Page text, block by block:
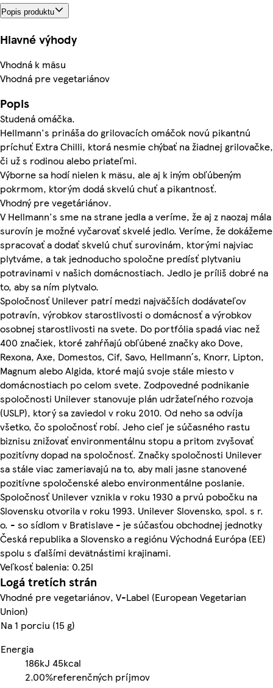
Popis produktu
Hlavné výhody
Vhodná k māsu
Vhodná pre vegetariánov
Popis
Studená omáčka.
Hellmann's prináša do grilovacích omáčok novú pikantnú
príchuť Extra Chilli, ktorá nesmie chýbať na žiadnej grilovačke,
či už s rodinou alebo priateľmi.
Výborne sa hodí nielen k mäsu, ale aj k iným obľúbeným
pokrmom, ktorým dodá skvelú chuť a pikantnosť.
Vhodný pre vegetáriánov.
V Hellmann's sme na strane jedla a veríme, že aj z naozaj mála
surovín je možné vyčarovať skvelé jedlo. Veríme, že dokážeme
spracovať a dodať skvelú chuť surovinám, ktorými najviac
plytváme, a tak jednoducho spoločne predísť plytvaniu
potravinami v našich domácnostiach. Jedlo je príliš dobré na
to, aby sa ním plytvalo.
Spoločnosť Unilever patrí medzi najväčších dodávateľov
potravín, výrobkov starostlivosti o domácnosť a výrobkov
osobnej starostlivosti na svete. Do portfólia spadá viac než
400 značiek, ktoré zahŕňajú obľúbené značky ako Dove,
Rexona, Axe, Domestos, Cif, Savo, Hellmann´s, Knorr, Lipton,
Magnum alebo Algida, ktoré majú svoje stále miesto v
domácnostiach po celom svete. Zodpovedné podnikanie
spoločnosti Unilever stanovuje plán udržateľného rozvoja
(USLP), ktorý sa zaviedol v roku 2010. Od neho sa odvíja
všetko, čo spoločnosť robí. Jeho cieľ je súčasného rastu
biznisu znižovať environmentálnu stopu a pritom zvyšovať
pozitívny dopad na spoločnosť. Značky spoločnosti Unilever
sa stále viac zameriavajú na to, aby mali jasne stanovené
pozitívne spoločenské alebo environmentálne poslanie.
Spoločnosť Unilever vznikla v roku 1930 a prvú pobočku na
Slovensku otvorila v roku 1993. Unilever Slovensko, spol. s r.
o. - so sídlom v Bratislave - je súčasťou obchodnej jednotky
Česká republika a Slovensko a regiónu Východná Európa (EE)
spolu s ďalšími devätnástimi krajinami.
Veľkosť balenia: 0.25l
Logá tretích strán
Vhodné pre vegetariánov, V-Label (European Vegetarian
Union)
Na 1 porciu (15 g)
Energia
186kJ 45kcal
2.00%referenčných príjmov